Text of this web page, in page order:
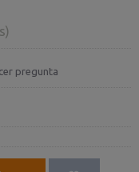
pregunta